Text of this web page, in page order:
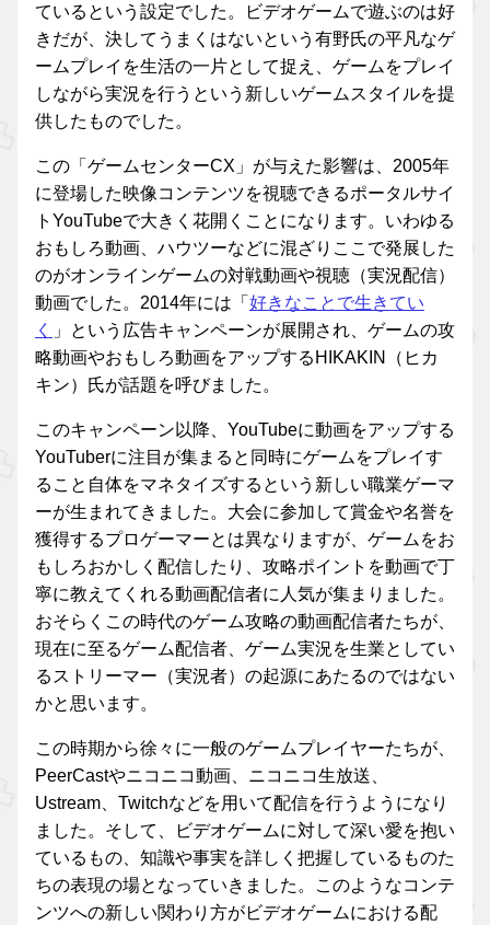
ているという設定でした。ビデオゲームで遊ぶのは好
きだが、決してうまくはないという有野氏の平凡なゲ
ームプレイを生活の一片として捉え、ゲームをプレイ
しながら実況を行うという新しいゲームスタイルを提
供したものでした。
この「ゲームセンターCX」が与えた影響は、2005年
に登場した映像コンテンツを視聴できるポータルサイ
トYouTubeで大きく花開くことになります。いわゆる
おもしろ動画、ハウツーなどに混ざりここで発展した
のがオンラインゲームの対戦動画や視聴（実況配信）
動画でした。2014年には「 好きなことで生きてい
く
」という広告キャンペーンが展開され、ゲームの攻
略動画やおもしろ動画をアップするHIKAKIN（ヒカ
キン）氏が話題を呼びました。
このキャンペーン以降、YouTubeに動画をアップする
YouTuberに注目が集まると同時にゲームをプレイす
ること自体をマネタイズするという新しい職業ゲーマ
ーが生まれてきました。大会に参加して賞金や名誉を
獲得するプロゲーマーとは異なりますが、ゲームをお
もしろおかしく配信したり、攻略ポイントを動画で丁
寧に教えてくれる動画配信者に人気が集まりました。
おそらくこの時代のゲーム攻略の動画配信者たちが、
現在に至るゲーム配信者、ゲーム実況を生業としてい
るストリーマー（実況者）の起源にあたるのではない
かと思います。
この時期から徐々に一般のゲームプレイヤーたちが、
PeerCastやニコニコ動画、ニコニコ生放送、
Ustream、Twitchなどを用いて配信を行うようになり
ました。そして、ビデオゲームに対して深い愛を抱い
ているもの、知識や事実を詳しく把握しているものた
ちの表現の場となっていきました。このようなコンテ
ンツへの新しい関わり方がビデオゲームにおける配